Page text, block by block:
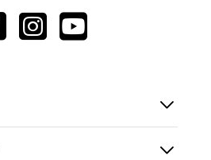
HTTPS://
HTTPS://